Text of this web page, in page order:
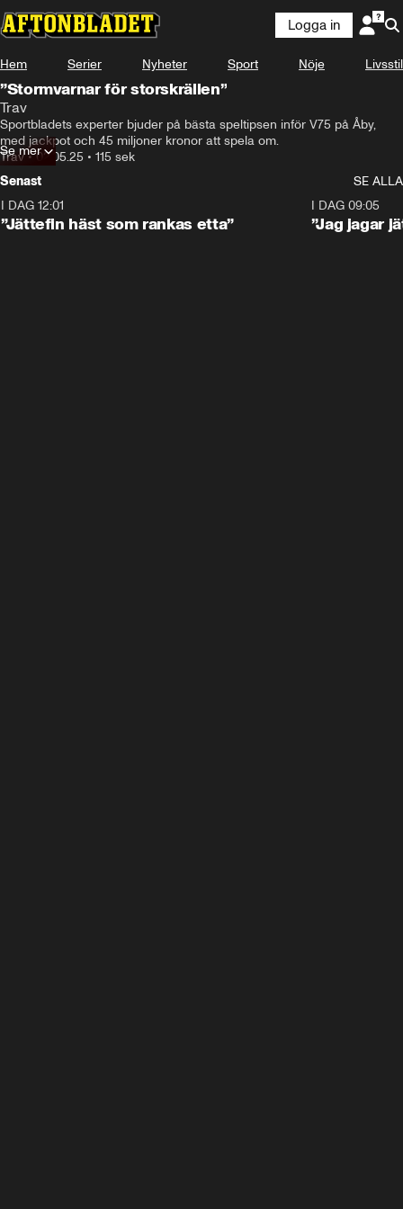
Logga in
Hem Serier Nyheter Sport Nöje Livsstil
”Stormvarnar för storskrällen”
Trav
Sportbladets experter bjuder på bästa speltipsen inför V75 på Åby,
med jackpot och 45 miljoner kronor att spela om.
Trav•02.05.25 • 115 sek
Se mer
Senast
SE ALLA
I DAG 12:01
”Jättefin häst som rankas etta”
I DAG 09:05
”Jag jagar